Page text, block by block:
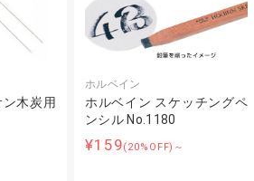
木炭用
ホルベイン
ホルベイン スケッチングペ
ンシル No.1180
¥159(20%OFF)～